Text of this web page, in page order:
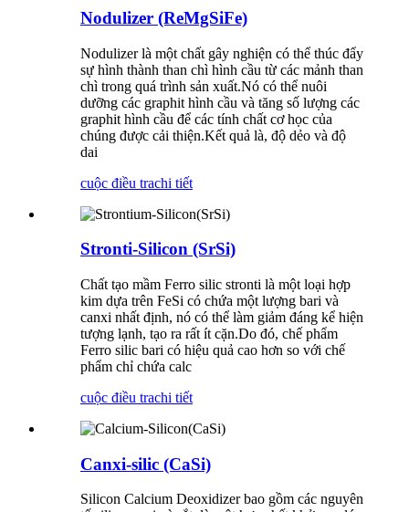
Nodulizer (ReMgSiFe)
Nodulizer là một chất gây nghiện có thể thúc đẩy
sự hình thành than chì hình cầu từ các mảnh than
chì trong quá trình sản xuất.Nó có thể nuôi
dưỡng các graphit hình cầu và tăng số lượng các
graphit hình cầu để các tính chất cơ học của
chúng được cải thiện.Kết quả là, độ dẻo và độ
dai
cuộc điều trachi tiết
Stronti-Silicon (SrSi)
Chất tạo mầm Ferro silic stronti là một loại hợp
kim dựa trên FeSi có chứa một lượng bari và
canxi nhất định, nó có thể làm giảm đáng kể hiện
tượng lạnh, tạo ra rất ít cặn.Do đó, chế phẩm
Ferro silic bari có hiệu quả cao hơn so với chế
phẩm chỉ chứa calc
cuộc điều trachi tiết
Canxi-silic (CaSi)
Silicon Calcium Deoxidizer bao gồm các nguyên